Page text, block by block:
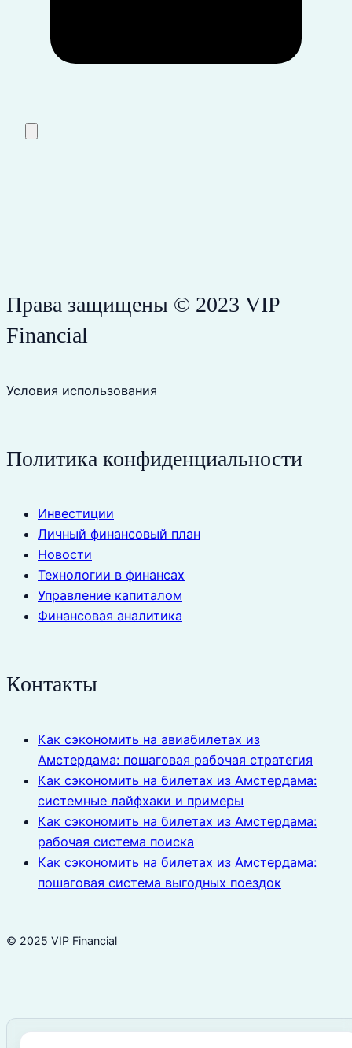
Права защищены © 2023 VIP
Financial
Условия использования
Политика конфиденциальности
Инвестиции
Личный финансовый план
Новости
Технологии в финансах
Управление капиталом
Финансовая аналитика
Контакты
Как сэкономить на авиабилетах из
Амстердама: пошаговая рабочая стратегия
Как сэкономить на билетах из Амстердама:
системные лайфхаки и примеры
Как сэкономить на билетах из Амстердама:
рабочая система поиска
Как сэкономить на билетах из Амстердама:
пошаговая система выгодных поездок
© 2025 VIP Financial